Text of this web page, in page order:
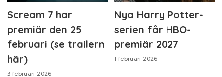
Scream 7 har
premiär den 25
februari (se trailern
här)
3 februari 2026
Nya Harry Potter-
serien får HBO-
premiär 2027
1 februari 2026